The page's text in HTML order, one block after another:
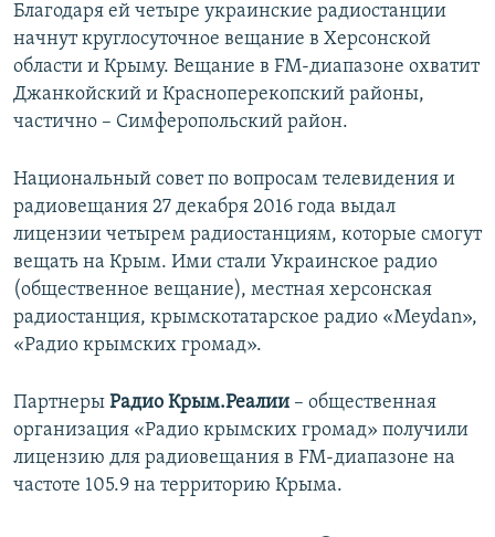
Благодаря ей четыре украинские радиостанции
начнут круглосуточное вещание в Херсонской
области и Крыму. Вещание в FM-диапазоне охватит
Джанкойский и Красноперекопский районы,
частично – Симферопольский район.
Национальный совет по вопросам телевидения и
радиовещания 27 декабря 2016 года выдал
лицензии четырем радиостанциям, которые смогут
вещать на Крым. Ими стали Украинское радио
(общественное вещание), местная херсонская
радиостанция, крымскотатарское радио «Meydan»,
«Радио крымских громад».
Партнеры Радио Крым.Реалии – общественная
организация «Радио крымских громад» получили
лицензию для радиовещания в FM-диапазоне на
частоте 105.9 на территорию Крыма.